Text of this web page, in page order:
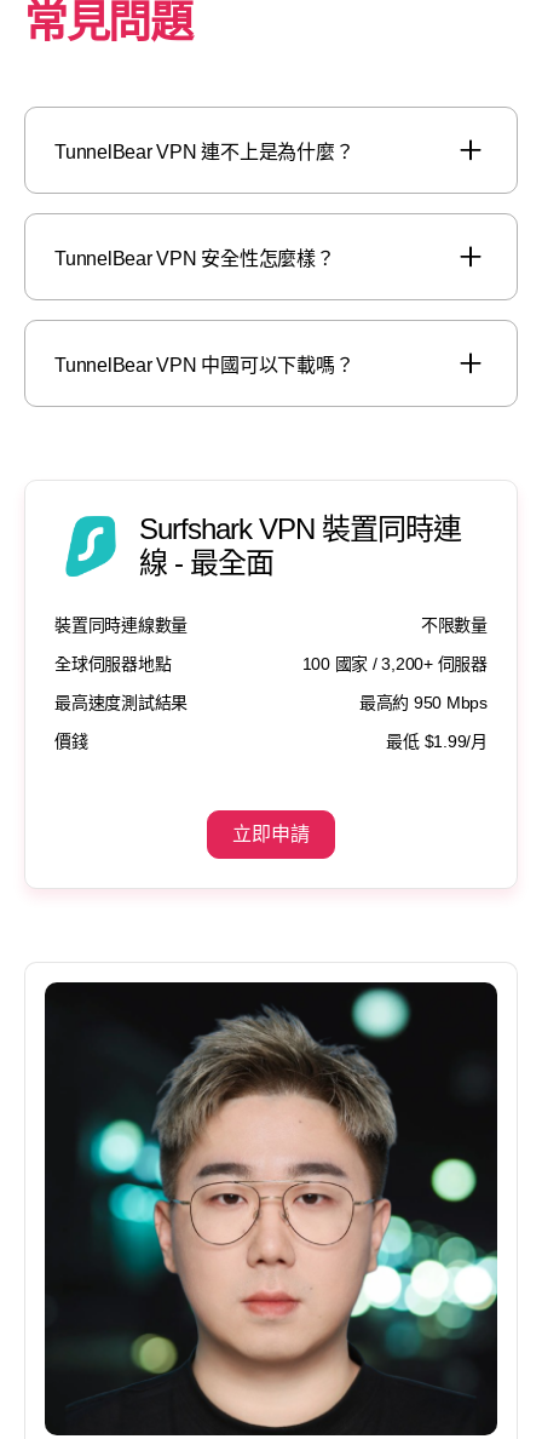
常見問題
TunnelBear VPN 連不上是為什麼？
TunnelBear VPN 安全性怎麼樣？
TunnelBear VPN 中國可以下載嗎？
Surfshark VPN 裝置同時連
線 - 最全面
裝置同時連線數量
不限數量
全球伺服器地點
100 國家 / 3,200+ 伺服器
最高速度測試結果
最高約 950 Mbps
價錢
最低 $1.99/月
立即申請